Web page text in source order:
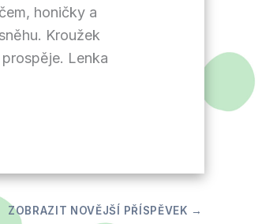
honičky a
Kroužek
Lenka